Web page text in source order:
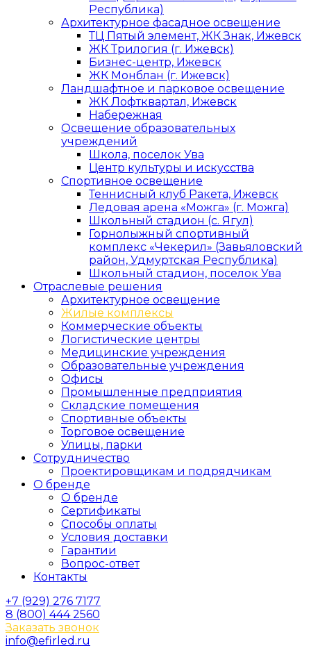
Республика)
Архитектурное фасадное освещение
ТЦ Пятый элемент, ЖК Знак, Ижевск
ЖК Трилогия (г. Ижевск)
Бизнес-центр, Ижевск
ЖК Монблан (г. Ижевск)
Ландшафтное и парковое освещение
ЖК Лофтквартал, Ижевск
Набережная
Освещение образовательных
учреждений
Школа, поселок Ува
Центр культуры и искусства
Спортивное освещение
Теннисный клуб Ракета, Ижевск
Ледовая арена «Можга» (г. Можга)
Школьный стадион (с. Ягул)
Горнолыжный спортивный
комплекс «Чекерил» (Завьяловский
район, Удмуртская Республика)
Школьный стадион, поселок Ува
Отраслевые решения
Архитектурное освещение
Жилые комплексы
Коммерческие объекты
Логистические центры
Медицинские учреждения
Образовательные учреждения
Офисы
Промышленные предприятия
Складские помещения
Спортивные объекты
Торговое освещение
Улицы, парки
Сотрудничество
Проектировщикам и подрядчикам
О бренде
О бренде
Сертификаты
Способы оплаты
Условия доставки
Гарантии
Вопрос-ответ
Контакты
+7 (929) 276 7177
8 (800) 444 2560
Заказать звонок
info@efirled.ru